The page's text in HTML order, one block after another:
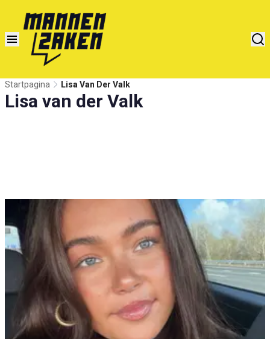
Startpagina Lisa Van Der Valk
Lisa van der Valk